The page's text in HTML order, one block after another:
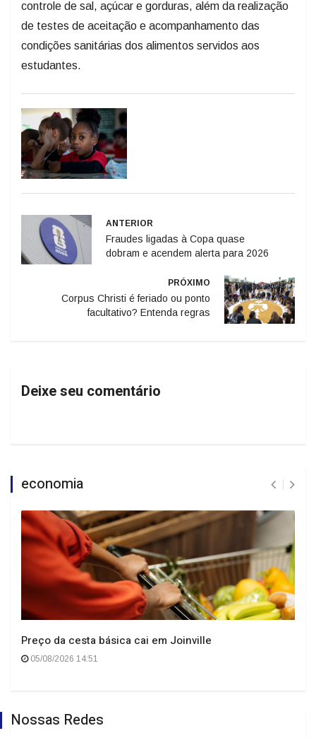
controle de sal, açúcar e gorduras, além da realização
de testes de aceitação e acompanhamento das
condições sanitárias dos alimentos servidos aos
estudantes.
ANTERIOR
Fraudes ligadas à Copa quase
dobram e acendem alerta para 2026
PRÓXIMO
Corpus Christi é feriado ou ponto
facultativo? Entenda regras
Deixe seu comentário
economia
Preço da cesta básica cai em Joinville
05/08/2026 14:51
Nossas Redes